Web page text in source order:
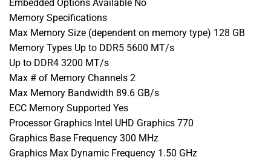
Embedded Options Available No
Memory Specifications
Max Memory Size (dependent on memory type) 128 GB
Memory Types Up to DDR5 5600 MT/s
Up to DDR4 3200 MT/s
Max # of Memory Channels 2
Max Memory Bandwidth 89.6 GB/s
ECC Memory Supported Yes
Processor Graphics Intel UHD Graphics 770
Graphics Base Frequency 300 MHz
Graphics Max Dynamic Frequency 1.50 GHz